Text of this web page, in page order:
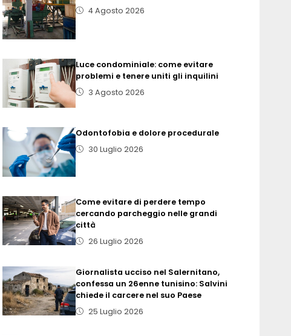
4 Agosto 2026
Luce condominiale: come evitare
problemi e tenere uniti gli inquilini
3 Agosto 2026
Odontofobia e dolore procedurale
30 Luglio 2026
Come evitare di perdere tempo
cercando parcheggio nelle grandi
città
26 Luglio 2026
Giornalista ucciso nel Salernitano,
confessa un 26enne tunisino: Salvini
chiede il carcere nel suo Paese
25 Luglio 2026